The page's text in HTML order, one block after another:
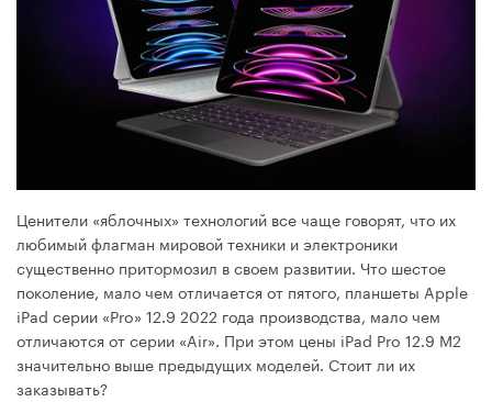
Ценители «яблочных» технологий все чаще говорят, что их
любимый флагман мировой техники и электроники
существенно притормозил в своем развитии. Что шестое
поколение, мало чем отличается от пятого, планшеты Apple
iPad серии «Pro» 12.9 2022 года производства, мало чем
отличаются от серии «Air». При этом цены iPad Pro 12.9 М2
значительно выше предыдущих моделей. Стоит ли их
заказывать?